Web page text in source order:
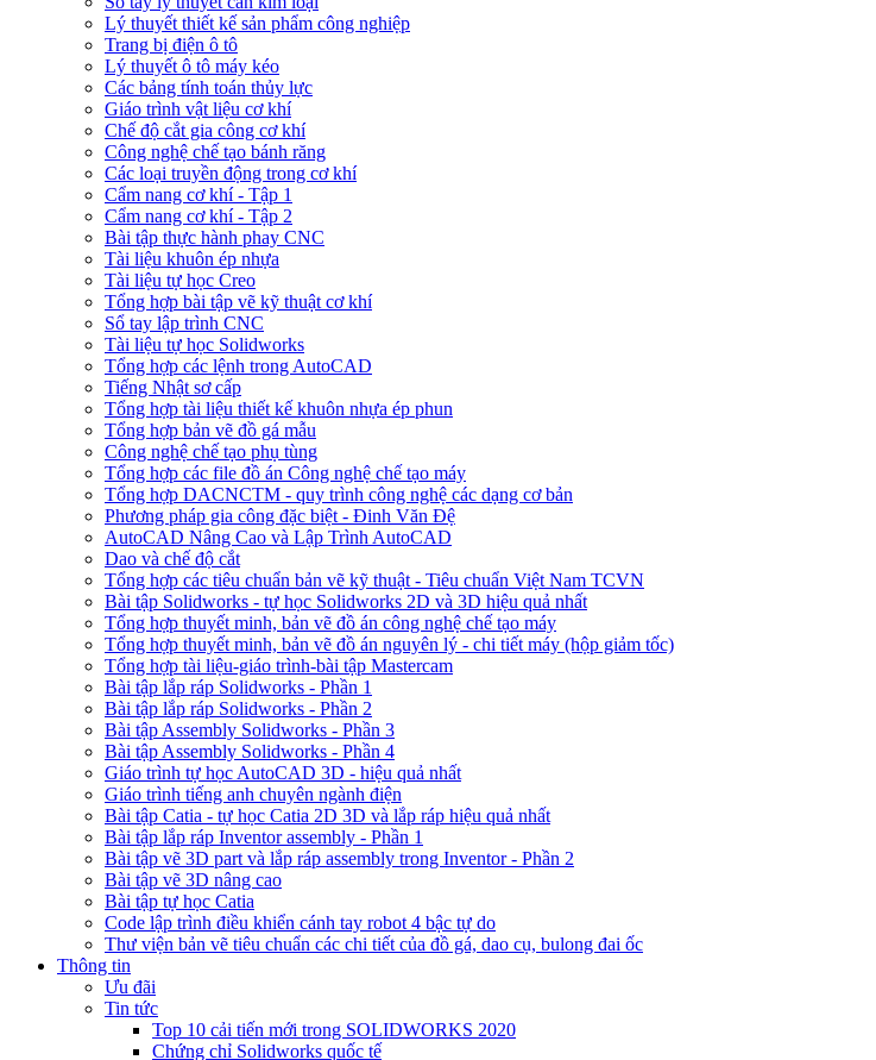
Lý thuyết thiết kế sản phẩm công nghiệp
Trang bị điện ô tô
Lý thuyết ô tô máy kéo
Các bảng tính toán thủy lực
Giáo trình vật liệu cơ khí
Chế độ cắt gia công cơ khí
Công nghệ chế tạo bánh răng
Các loại truyền động trong cơ khí
Cẩm nang cơ khí - Tập 1
Cẩm nang cơ khí - Tập 2
Bài tập thực hành phay CNC
Tài liệu khuôn ép nhựa
Tài liệu tự học Creo
Tổng hợp bài tập vẽ kỹ thuật cơ khí
Sổ tay lập trình CNC
Tài liệu tự học Solidworks
Tổng hợp các lệnh trong AutoCAD
Tiếng Nhật sơ cấp
Tổng hợp tài liệu thiết kế khuôn nhựa ép phun
Tổng hợp bản vẽ đồ gá mẫu
Công nghệ chế tạo phụ tùng
Tổng hợp các file đồ án Công nghệ chế tạo máy
Tổng hợp DACNCTM - quy trình công nghệ các dạng cơ bản
Phương pháp gia công đặc biệt - Đinh Văn Đệ
AutoCAD Nâng Cao và Lập Trình AutoCAD
Dao và chế độ cắt
Tổng hợp các tiêu chuẩn bản vẽ kỹ thuật - Tiêu chuẩn Việt Nam TCVN
Bài tập Solidworks - tự học Solidworks 2D và 3D hiệu quả nhất
Tổng hợp thuyết minh, bản vẽ đồ án công nghệ chế tạo máy
Tổng hợp thuyết minh, bản vẽ đồ án nguyên lý - chi tiết máy (hộp giảm tốc)
Tổng hợp tài liệu-giáo trình-bài tập Mastercam
Bài tập lắp ráp Solidworks - Phần 1
Bài tập lắp ráp Solidworks - Phần 2
Bài tập Assembly Solidworks - Phần 3
Bài tập Assembly Solidworks - Phần 4
Giáo trình tự học AutoCAD 3D - hiệu quả nhất
Giáo trình tiếng anh chuyên ngành điện
Bài tập Catia - tự học Catia 2D 3D và lắp ráp hiệu quả nhất
Bài tập lắp ráp Inventor assembly - Phần 1
Bài tập vẽ 3D part và lắp ráp assembly trong Inventor - Phần 2
Bài tập vẽ 3D nâng cao
Bài tập tự học Catia
Code lập trình điều khiển cánh tay robot 4 bậc tự do
Thư viện bản vẽ tiêu chuẩn các chi tiết của đồ gá, dao cụ, bulong đai ốc
Thông tin
Ưu đãi
Tin tức
Top 10 cải tiến mới trong SOLIDWORKS 2020
Chứng chỉ Solidworks quốc tế